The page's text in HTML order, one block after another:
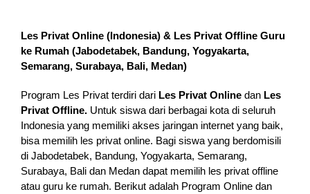
Les Privat Online (Indonesia) & Les Privat Offline Guru
ke Rumah (Jabodetabek, Bandung, Yogyakarta,
Semarang, Surabaya, Bali, Medan)
Program Les Privat terdiri dari Les Privat Online dan Les
Privat Offline. Untuk siswa dari berbagai kota di seluruh
Indonesia yang memiliki akses jaringan internet yang baik,
bisa memilih les privat online. Bagi siswa yang berdomisili
di Jabodetabek, Bandung, Yogyakarta, Semarang,
Surabaya, Bali dan Medan dapat memilih les privat offline
atau guru ke rumah. Berikut adalah Program Online dan